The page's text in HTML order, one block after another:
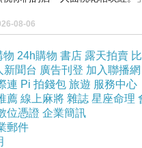
貸款 信貸整合信貸年
年息
貸 房子信貸利率 房貸
08-06
物 24h購物 書店 露天拍賣
新聞台 廣告刊登 加入聯播網
連 Pi 拍錢包 旅遊 服務中心
薦 線上麻將 雜誌 星座命理
位憑證 企業簡訊
郵件